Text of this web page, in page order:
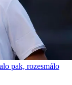
pak, rozesmálo